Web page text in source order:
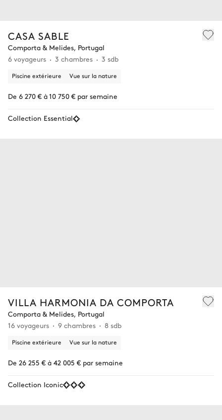
CASA SABLE
Comporta & Melides, Portugal
6 voyageurs
3 chambres 3 sdb
Piscine extérieure Vue sur la nature
De 6 270 € à 10 750 € par semaine
Collection Essential
VILLA HARMONIA DA COMPORTA
Comporta & Melides, Portugal
16 voyageurs
9 chambres 8 sdb
Piscine extérieure Vue sur la nature
De 26 255 € à 42 005 € par semaine
Collection Iconic